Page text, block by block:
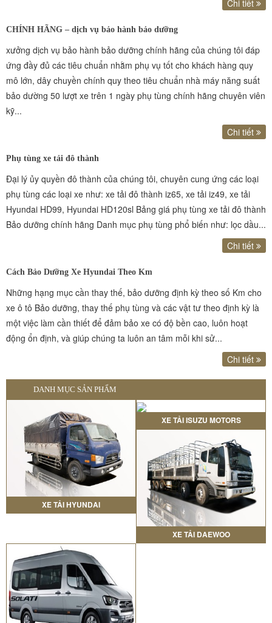
Chi tiết
CHÍNH HÃNG – dịch vụ bảo hành bảo dưỡng
xưởng dịch vụ bảo hành bảo dưỡng chính hãng của chúng tôi đáp
ứng đầy đủ các tiêu chuẩn nhằm phụ vụ tốt cho khách hàng quy
mô lớn, dây chuyền chính quy theo tiêu chuẩn nhà máy năng suất
bảo dường 50 lượt xe trên 1 ngày phụ tùng chính hãng chuyên viên
kỹ...
Chi tiết
Phụ tùng xe tải đô thành
Đại lý ủy quyền đô thành của chúng tôi, chuyên cung ứng các loại
phụ tùng các loại xe như: xe tải đô thành iz65, xe tải iz49, xe tải
Hyundai HD99, Hyundai HD120sl Bảng giá phụ tùng xe tải đô thành
Bảo dưỡng chính hãng Danh mục phụ tùng phổ biến như: lọc dầu...
Chi tiết
Cách Bảo Dưỡng Xe Hyundai Theo Km
Những hạng mục cần thay thế, bảo dưỡng định kỳ theo số Km cho
xe ô tô Bảo dưỡng, thay thế phụ tùng và các vật tư theo định kỳ là
một việc làm cần thiết để đảm bảo xe có độ bền cao, luôn hoạt
động ổn định, và giúp chúng ta luôn an tâm mỗi khi sử...
Chi tiết
DANH MỤC SẢN PHẨM
XE TẢI HYUNDAI
XE TẢI ISUZU MOTORS
XE TẢI DAEWOO
xe tải hyundai thùng 6m tải 7 tấn...